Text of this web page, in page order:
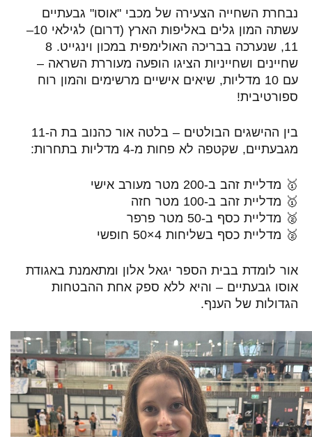
נבחרת השחייה הצעירה של מכבי "אוסו" גבעתיים
עשתה המון גלים באליפות הארץ (דרום) לגילאי 10–
11, שנערכה בבריכה האולימפית במכון וינגייט. 8
שחיינים ושחייניות הציגו הופעה מעוררת השראה –
עם 10 מדליות, שיאים אישיים מרשימים והמון רוח
ספורטיבית!
בין ההישגים הבולטים – בלטה אור כהנוב בת ה-11
מגבעתיים, שקטפה לא פחות מ-4 מדליות בתחרות:
🥇 מדליית זהב ב-200 מטר מעורב אישי
🥇 מדליית זהב ב-100 מטר חזה
🥈 מדליית כסף ב-50 מטר פרפר
🥈 מדליית כסף בשליחות 4×50 חופשי
אור לומדת בבית הספר יגאל אלון ומתאמנת באגודת
אוסו גבעתיים – והיא ללא ספק אחת ההבטחות
הגדולות של הענף.